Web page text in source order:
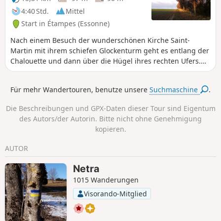
4:40 Std.
Mittel
Start in Étampes (Essonne)
Nach einem Besuch der wunderschönen Kirche Saint-
Martin mit ihrem schiefen Glockenturm geht es entlang der
Chalouette und dann über die Hügel ihres rechten Ufers.
Die Durchquerung der Dörfer Chalo-Saint-Mars und Saint-
Rückweg verläuft hauptsächlich auf einem Radweg in der
Für mehr Wandertouren, benutze unsereSuchmaschine .
Die Beschreibungen und GPX-Daten dieser Tour sind Eigentum
des Autors/der Autorin. Bitte nicht ohne Genehmigung
kopieren.
AUTOR
Netra
1015 Wanderungen
Visorando-Mitglied